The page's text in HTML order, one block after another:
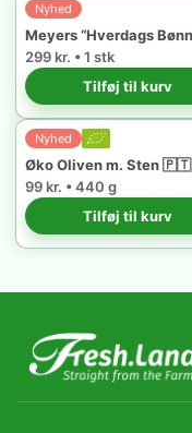
Nyhed
299 kr. • 1 stk
Tilføj til kurv
Nyhed
Øko Oliven m. Sten 🇵🇹
99 kr. • 440 g
Tilføj til kurv